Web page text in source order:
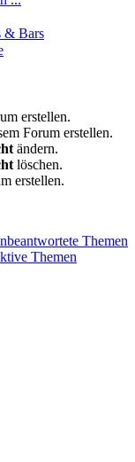
& Bars
erstellen.
Forum erstellen.
ändern.
löschen.
erstellen.
Themen
Themen